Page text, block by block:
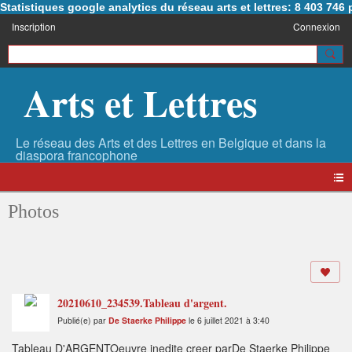
Statistiques google analytics du réseau arts et lettres: 8 403 746
Inscription Connexion
Arts et Lettres
Photos
20210610_234539.Tableau d'argent.
Publié(e) par De Staerke Philippe le 6 juillet 2021 à 3:40
Tableau D'ARGENTOeuvre inedite creer parDe Staerke Philippe